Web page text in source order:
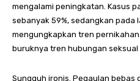
mengalami peningkatan. Kasus
sebanyak 59%, sedangkan pada
mengungkapkan tren
buruknya tren hubungan seksual
Sungguh ironis. Pegaulan bebas